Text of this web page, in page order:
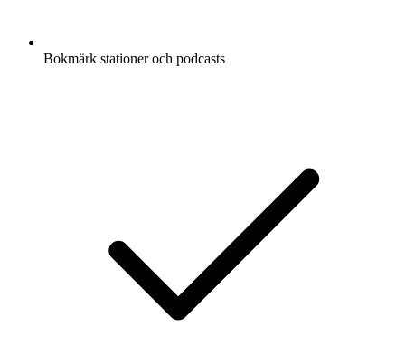
Bokmärk stationer och podcasts